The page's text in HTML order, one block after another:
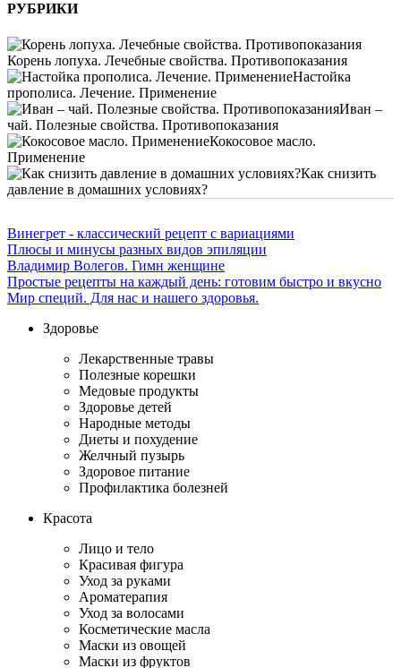
РУБРИКИ
Корень лопуха. Лечебные свойства. Противопоказания
Настойка
прополиса. Лечение. Применение
Иван –
чай. Полезные свойства. Противопоказания
Кокосовое масло.
Применение
Как снизить
давление в домашних условиях?
Винегрет - классический рецепт с вариациями
Плюсы и минусы разных видов эпиляции
Владимир Волегов. Гимн женщине
Простые рецепты на каждый день: готовим быстро и вкусно
Мир специй. Для нас и нашего здоровья.
Здоровье
Лекарственные травы
Полезные корешки
Медовые продукты
Здоровье детей
Народные методы
Диеты и похудение
Желчный пузырь
Здоровое питание
Профилактика болезней
Красота
Лицо и тело
Красивая фигура
Уход за руками
Ароматерапия
Уход за волосами
Косметические масла
Маски из овощей
Маски из фруктов